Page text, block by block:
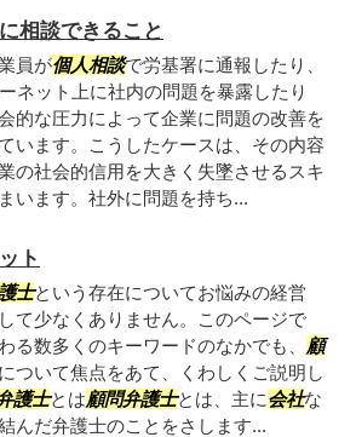
相談できること
員が個人相談で労基署に通報したり、
ネット上に社内の問題を暴露したり
的な圧力によって企業に問題の改善を
います。こうしたケースは、その内容
の社会的信用を大きく失墜させるスキ
います。社外に問題を持ち...
ト
士という存在についてお悩みの経営
て少なくありません。このページで
る数多くのキーワードのなかでも、 顧
ついて焦点をあて、くわしくご説明し
護士とは顧問弁護士とは、主に会社な
んだ弁護士のことをさします...